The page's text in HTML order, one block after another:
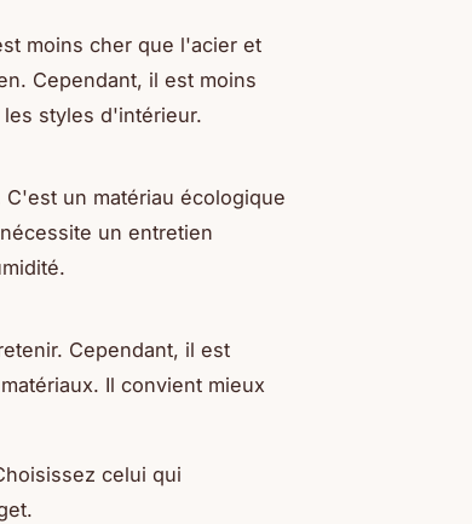
moins cher que l'acier et
Cependant, il est moins
styles d'intérieur.
un matériau écologique
un entretien
Cependant, il est
Il convient mieux
celui qui